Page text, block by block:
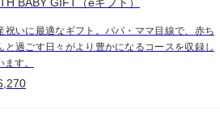
祝いに最適なギフト。パパ・ママ目線で、赤ち
と過ごす日々がより豊かになるコースを収録し
ます。